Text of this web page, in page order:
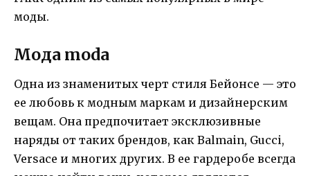
моды.
Мода moda
Одна из знаменитых черт стиля Бейонсе — это
ее любовь к модным маркам и дизайнерским
вещам. Она предпочитает эксклюзивные
наряды от таких брендов, как Balmain, Gucci,
Versace и многих других. В ее гардеробе всегда